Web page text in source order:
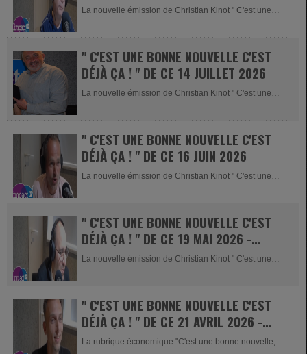
La nouvelle émission de Christian Kinot " C'est une
" C'EST UNE BONNE NOUVELLE C'EST
DÉJÀ ÇA ! " DE CE 14 JUILLET 2026
La nouvelle émission de Christian Kinot " C'est une
" C'EST UNE BONNE NOUVELLE C'EST
DÉJÀ ÇA ! " DE CE 16 JUIN 2026
La nouvelle émission de Christian Kinot " C'est une
" C'EST UNE BONNE NOUVELLE C'EST
DÉJÀ ÇA ! " DE CE 19 MAI 2026 -
LIGHTULTRA CONCEPT
La nouvelle émission de Christian Kinot " C'est une
" C'EST UNE BONNE NOUVELLE C'EST
DÉJÀ ÇA ! " DE CE 21 AVRIL 2026 -
ANTHONY VOISIN
La rubrique économique "C'est une bonne nouvelle,